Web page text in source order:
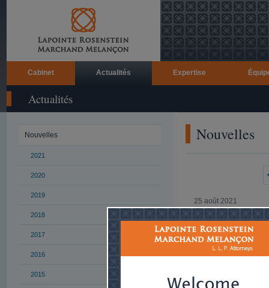
Cabinet Actualités Expertise
Actualités
Nouvelles
2021
2020
2019
2018
2017
2016
2015
Nouvelles
25 août 2021
langue anglaise
En lire plus ...
Double